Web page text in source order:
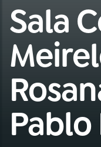
Buscar
na
Rádio
MEC
01 INÍCIO
02 A RÁDIO
Sala
Pablo